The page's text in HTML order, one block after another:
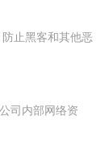
止黑客和其他恶
司内部网络资